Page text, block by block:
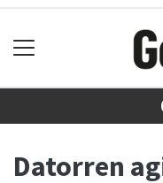
Datorren